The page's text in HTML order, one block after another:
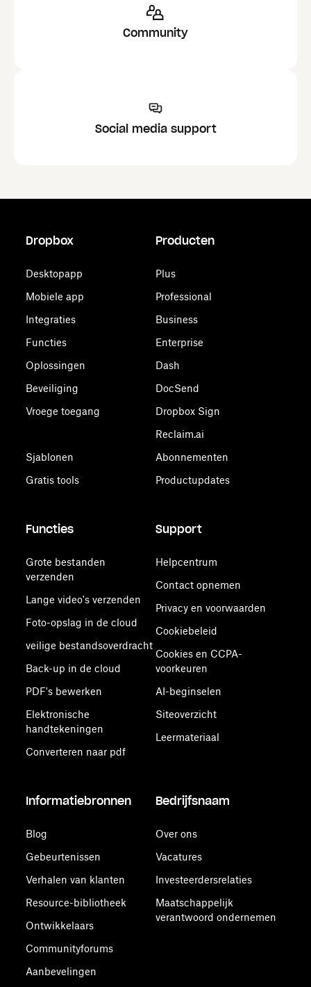
Community
Social media support
Dropbox
Desktopapp
Mobiele app
Integraties
Functies
Oplossingen
Beveiliging
Vroege toegang
Sjablonen
Gratis tools
Producten
Plus
Professional
Business
Enterprise
Dash
DocSend
Dropbox Sign
Reclaim.ai
Abonnementen
Productupdates
Functies
Grote bestanden
verzenden
Lange video's verzenden
Foto-opslag in de cloud
veilige bestandsoverdracht
Back-up in de cloud
PDF's bewerken
Elektronische
handtekeningen
Converteren naar pdf
Support
Helpcentrum
Contact opnemen
Privacy en voorwaarden
Cookiebeleid
Cookies en CCPA-
voorkeuren
AI-beginselen
Siteoverzicht
Leermateriaal
Informatiebronnen
Blog
Gebeurtenissen
Verhalen van klanten
Resource-bibliotheek
Ontwikkelaars
Communityforums
Aanbevelingen
Bedrijfsnaam
Over ons
Vacatures
Investeerdersrelaties
Maatschappelijk
verantwoord ondernemen